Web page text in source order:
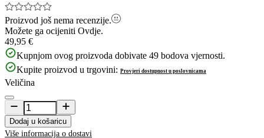
Proizvod još nema recenzije.
Možete ga ocijeniti Ovdje.
49,95 €
Kupnjom ovog proizvoda dobivate 49 bodova vjernosti.
Kupite proizvod u trgovini: Provjeri dostupnost u poslovnicama
Veličina
Dodaj u košaricu
Više informacija o dostavi